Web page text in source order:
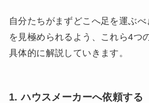
自分たちがまずどこへ足を運ぶ
を見極められるよう、これら4つ
具体的に解説していきます。
1. ハウスメーカーへ依頼する